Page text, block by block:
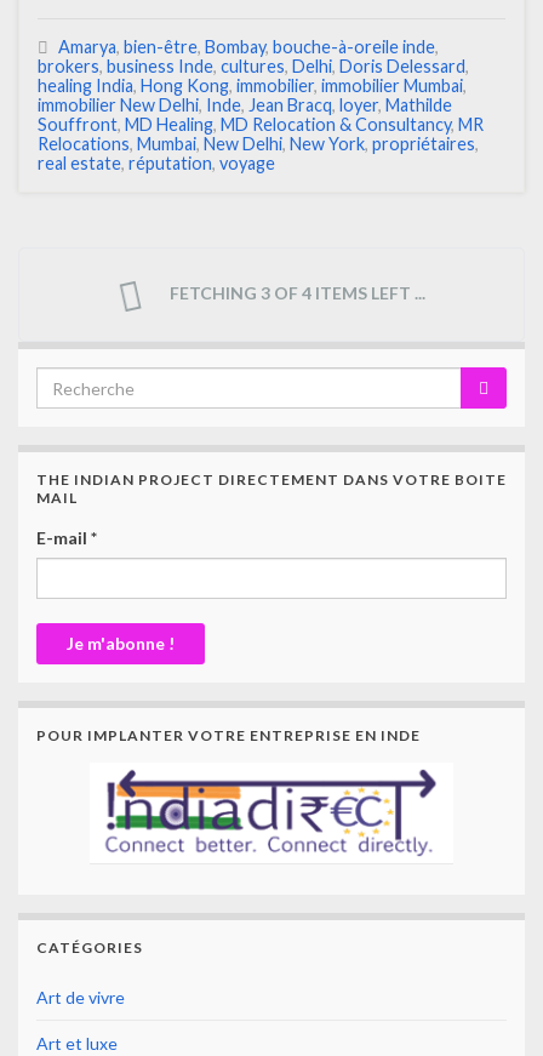
Amarya, bien-être, Bombay, bouche-à-oreile inde,
brokers, business Inde, cultures, Delhi, Doris Delessard,
healing India, Hong Kong, immobilier, immobilier Mumbai,
immobilier New Delhi, Inde, Jean Bracq, loyer, Mathilde
Souffront, MD Healing, MD Relocation & Consultancy, MR
Relocations, Mumbai, New Delhi, New York, propriétaires,
real estate, réputation, voyage
FETCHING 3 OF 4 ITEMS LEFT ...
THE INDIAN PROJECT DIRECTEMENT DANS VOTRE BOITE
MAIL
E-mail *
POUR IMPLANTER VOTRE ENTREPRISE EN INDE
CATÉGORIES
Art de vivre
Art et luxe